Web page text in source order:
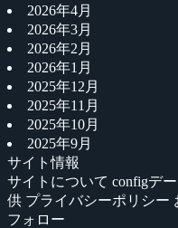
2026年4月
2026年3月
2026年2月
2026年1月
2025年12月
2025年11月
2025年10月
2025年9月
サイト情報
サイトについて configデ
供 プライバシーポリシー
フォロー